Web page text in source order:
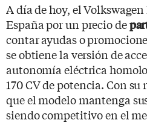
A día de hoy, el Volkswagen
España por un precio de
contar ayudas o
se obtiene la versión de
autonomía eléctrica
170 CV de potencia. Con su
que el modelo mantenga
siendo competitivo en el